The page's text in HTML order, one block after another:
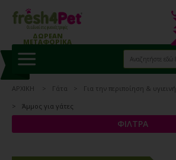
ΔΩΡΕΑΝ
ΜΕΤΑΦΟΡΙΚΑ
ΑΡΧΙΚΗ Γάτα Για την περιποίηση & υγιεινή
Άμμος για γάτες
ΦΙΛΤΡΑ